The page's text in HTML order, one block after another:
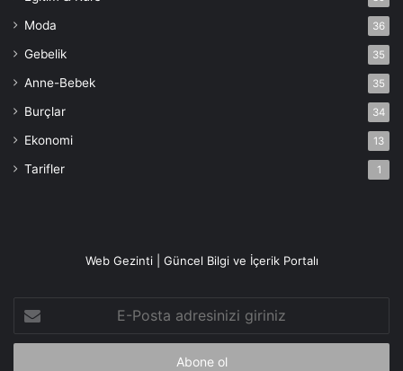
Moda 36
Gebelik 35
Anne-Bebek 35
Burçlar 34
Ekonomi 13
Tarifler 1
Web Gezinti | Güncel Bilgi ve İçerik Portalı
Posta
adresinizi